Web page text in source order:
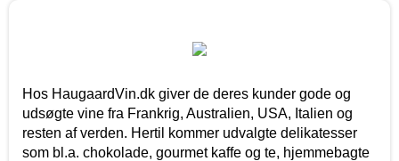
Hos HaugaardVin.dk giver de deres kunder gode og
udsøgte vine fra Frankrig, Australien, USA, Italien og
resten af verden. Hertil kommer udvalgte delikatesser
som bl.a. chokolade, gourmet kaffe og te, hjemmebagte